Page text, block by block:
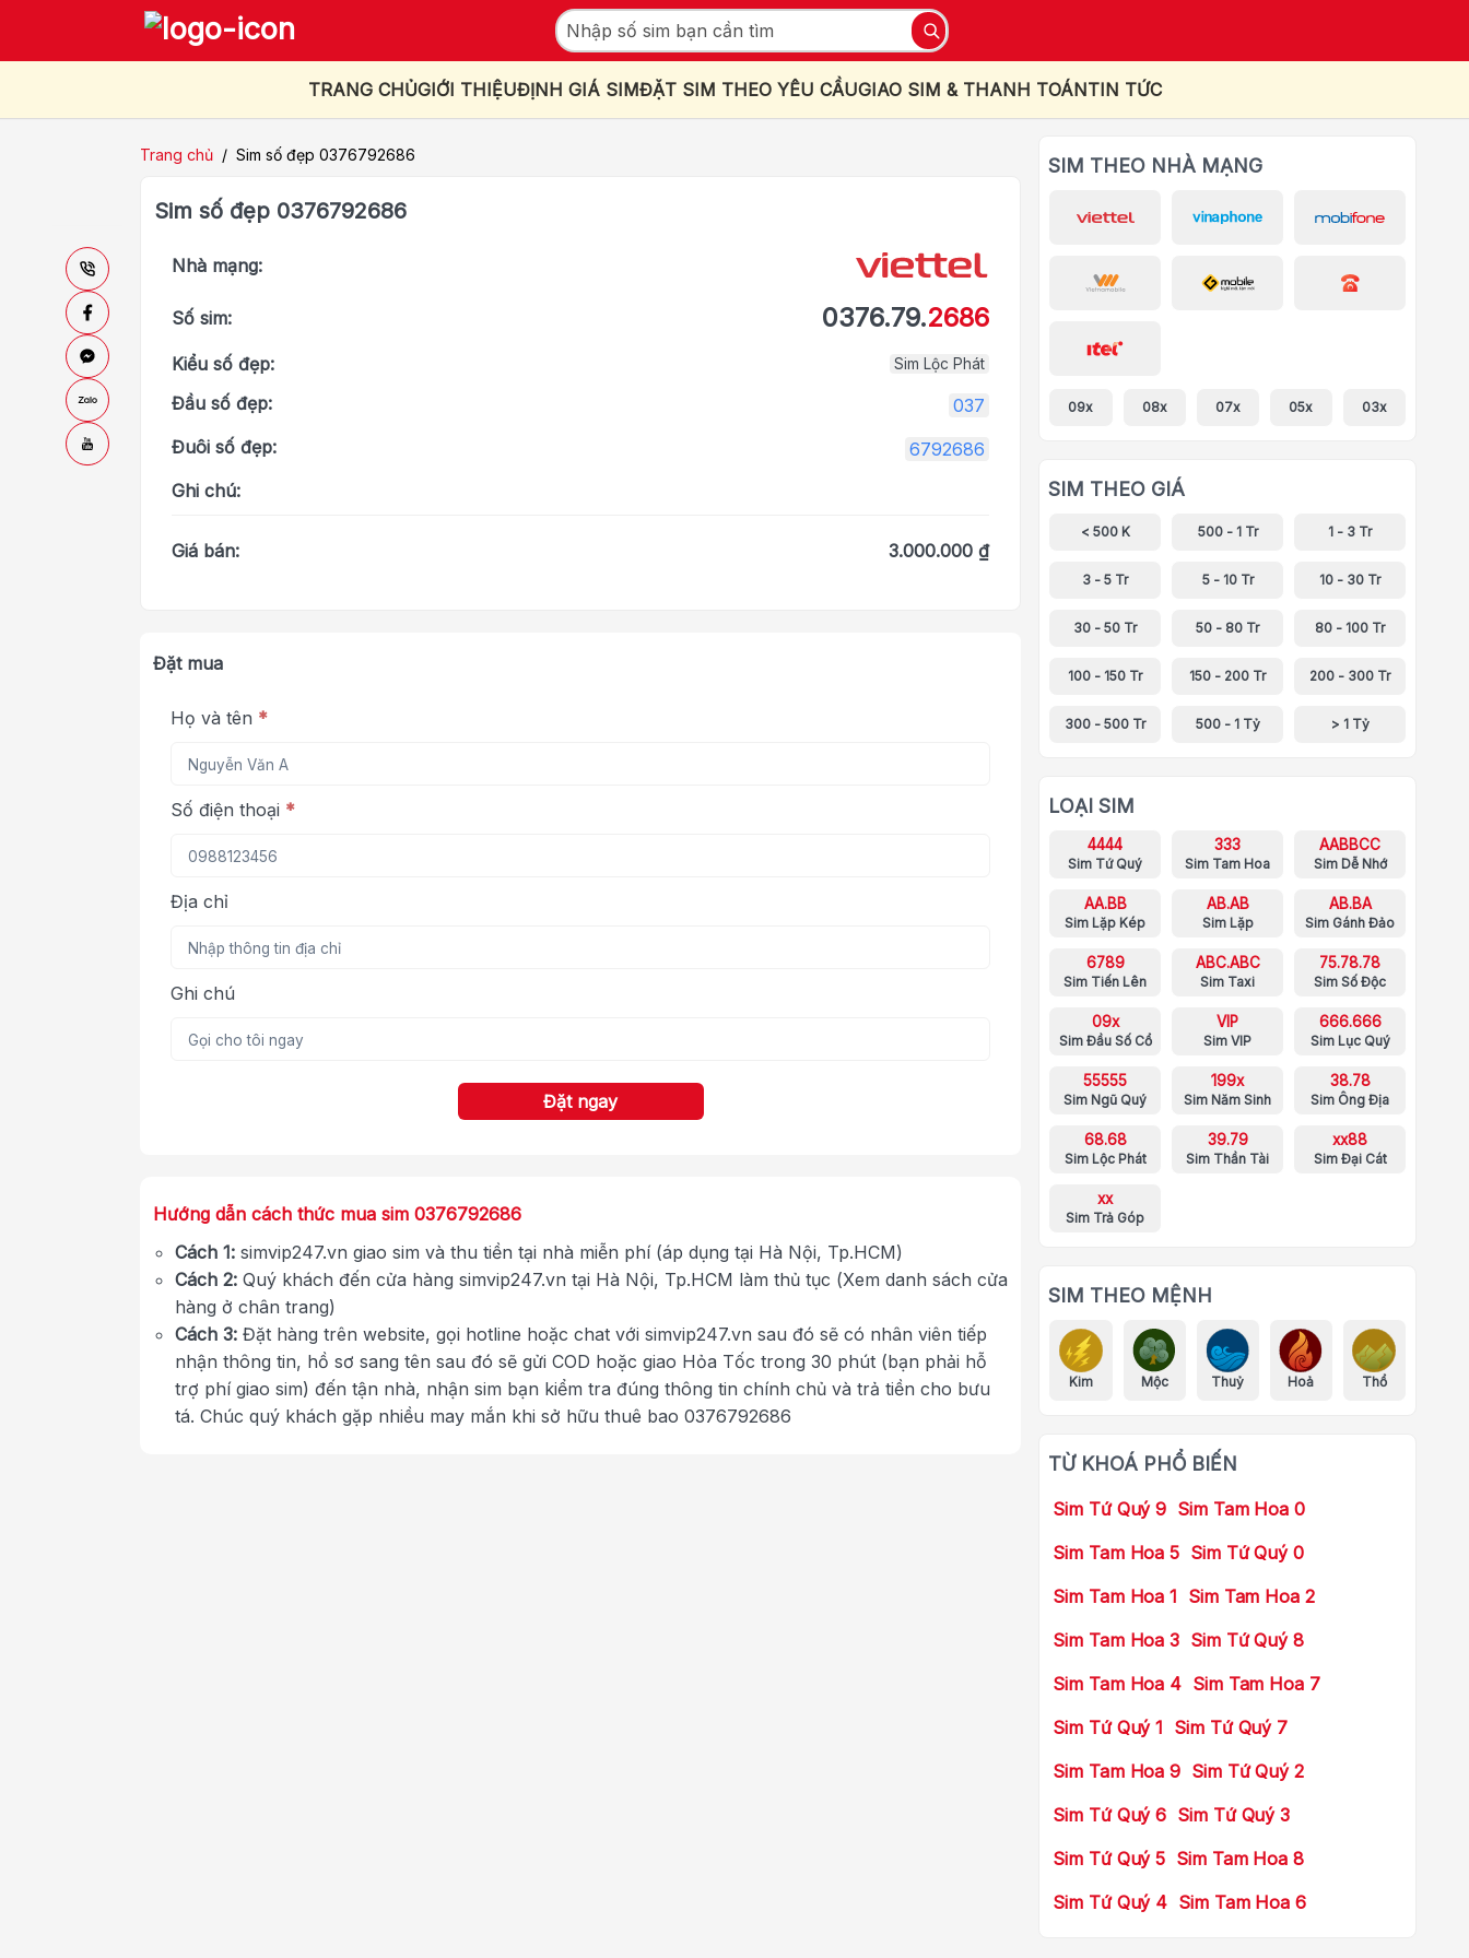
TRANG CHỦGIỚI THIỆUĐỊNH GIÁ SIMĐẶT SIM THEO YÊU CẦUGIAO SIM & THANH TOÁNTIN TỨC
Trang chủ / Sim số đẹp 0376792686
Sim số đẹp 0376792686
Nhà mạng:
Số sim: 0376.79.2686
Kiểu số đẹp: Sim Lộc Phát
Đầu số đẹp:
037
Đuôi số đẹp:
6792686
Ghi chú:
Giá bán: 3.000.000 ₫
Đặt mua
Họ và tên *
Số điện thoại *
Địa chỉ
Ghi chú
Đặt ngay
Hướng dẫn cách thức mua sim 0376792686
Cách 1: simvip247.vn giao sim và thu tiền tại nhà miễn phí (áp dụng tại Hà Nội, Tp.HCM)
Cách 2: Quý khách đến cửa hàng simvip247.vn tại Hà Nội, Tp.HCM làm thủ tục (Xem danh sách cửa
hàng ở chân trang)
Cách 3: Đặt hàng trên website, gọi hotline hoặc chat với simvip247.vn sau đó sẽ có nhân viên tiếp
nhận thông tin, hồ sơ sang tên sau đó sẽ gửi COD hoặc giao Hỏa Tốc trong 30 phút (bạn phải hỗ
trợ phí giao sim) đến tận nhà, nhận sim bạn kiểm tra đúng thông tin chính chủ và trả tiền cho bưu
tá. Chúc quý khách gặp nhiều may mắn khi sở hữu thuê bao 0376792686
SIM THEO NHÀ MẠNG
09x 08x 07x 05x 03x
SIM THEO GIÁ
< 500 K 500 - 1 Tr 1 - 3 Tr
3 - 5 Tr 5 - 10 Tr 10 - 30 Tr
30 - 50 Tr 50 - 80 Tr 80 - 100 Tr
100 - 150 Tr 150 - 200 Tr 200 - 300 Tr
300 - 500 Tr 500 - 1 Tỷ > 1 Tỷ
LOẠI SIM
4444
Sim Tứ Quý
333
Sim Tam Hoa
AABBCC
Sim Dễ Nhớ
AA.BB
Sim Lặp Kép
AB.AB
Sim Lặp
AB.BA
Sim Gánh Đảo
6789
Sim Tiến Lên
ABC.ABC
Sim Taxi
75.78.78
Sim Số Độc
09x
Sim Đầu Số Cổ
VIP
Sim VIP
666.666
Sim Lục Quý
55555
Sim Ngũ Quý
199x
Sim Năm Sinh
38.78
Sim Ông Địa
68.68
Sim Lộc Phát
39.79
Sim Thần Tài
xx88
Sim Đại Cát
xx
Sim Trả Góp
SIM THEO MỆNH
Kim Mộc Thuỷ Hoả Thổ
TỪ KHOÁ PHỔ BIẾN
Sim Tứ Quý 9 Sim Tam Hoa 0
Sim Tam Hoa 5 Sim Tứ Quý 0
Sim Tam Hoa 1 Sim Tam Hoa 2
Sim Tam Hoa 3 Sim Tứ Quý 8
Sim Tam Hoa 4 Sim Tam Hoa 7
Sim Tứ Quý 1 Sim Tứ Quý 7
Sim Tam Hoa 9 Sim Tứ Quý 2
Sim Tứ Quý 6 Sim Tứ Quý 3
Sim Tứ Quý 5 Sim Tam Hoa 8
Sim Tứ Quý 4 Sim Tam Hoa 6